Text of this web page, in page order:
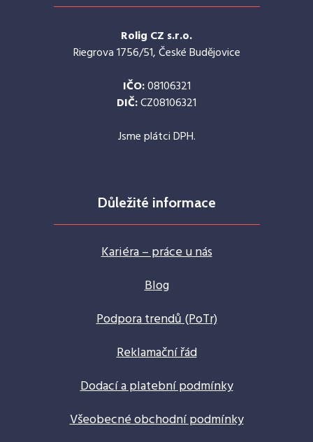
Rolig CZ s.r.o.
Riegrova 1756/51, České Budějovice
IČO:08106321
DIČ:CZ08106321
Jsme plátci DPH.
Důležité informace
Kariéra – práce u nás
Blog
Podpora trendů (PoTr)
Reklamační řád
Dodací a platební podmínky
Všeobecné obchodní podmínky